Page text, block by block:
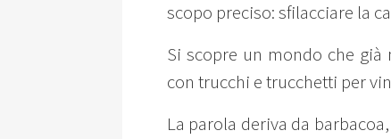
scopo preciso: sfilacciare la
Si scopre un mondo che
con trucchi e trucchetti per
La parola deriva da